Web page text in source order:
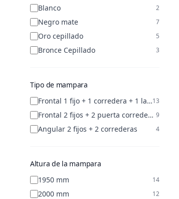
Blanco 2
Negro mate 7
Oro cepillado 5
Bronce Cepillado 3
Tipo de mampara
Frontal 1 fijo + 1 corredera + 1 lateral opcional13
Frontal 2 fijos + 2 puerta correderas 9
Angular 2 fijos + 2 correderas 4
Altura de la mampara
1950 mm
14
2000 mm 12